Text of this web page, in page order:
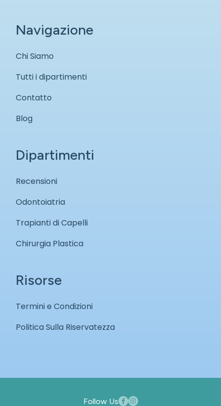
Navigazione
Chi Siamo
Tutti i dipartimenti
Contatto
Blog
Dipartimenti
Recensioni
Odontoiatria
Trapianti di Capelli
Chirurgia Plastica
Risorse
Termini e Condizioni
Politica Sulla Riservatezza
Follow Us